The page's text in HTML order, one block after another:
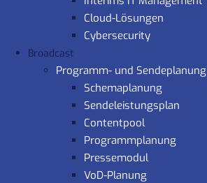
Cloud-Lösungen
Cybersecurity
Broadcast
Programm- und Sendeplanung
Schemaplanung
Sendeleistungsplan
Contentpool
Programmplanung
Pressemodul
VoD-Planung